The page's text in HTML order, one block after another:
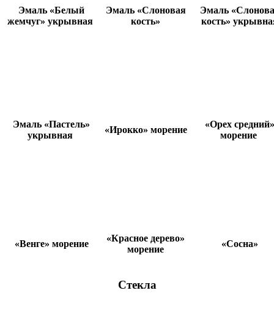
Эмаль «Белый
жемчуг» укрывная
Эмаль «Слоновая
кость»
Эмаль
кость»
Эмаль «Пастель»
укрывная
«Ирокко» морение
«Орех средний»
морение
«Венге» морение
«Красное дерево»
морение
«Сосна»
Стекла